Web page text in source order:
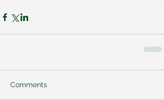
Comments